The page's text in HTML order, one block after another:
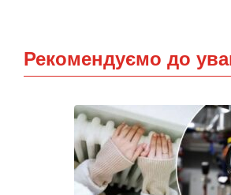
Рекомендуємо до